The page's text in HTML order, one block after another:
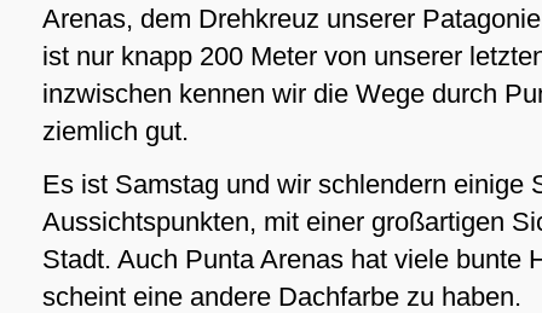
Arenas, dem Drehkreuz unserer
ist nur knapp 200 Meter von unserer
inzwischen kennen wir die Wege durch
ziemlich gut.
Es ist Samstag und wir schlendern einige
Aussichtspunkten, mit einer großartigen
Stadt. Auch Punta Arenas hat viele bunte
scheint eine andere Dachfarbe zu haben.